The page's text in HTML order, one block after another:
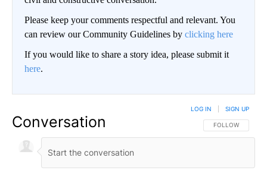
Please keep your comments respectful and relevant. You
can review our Community Guidelines by clicking here
If you would like to share a story idea, please submit it
here.
Conversation FOLLOW THIS
FOLLOW
LOG IN SIGN UP